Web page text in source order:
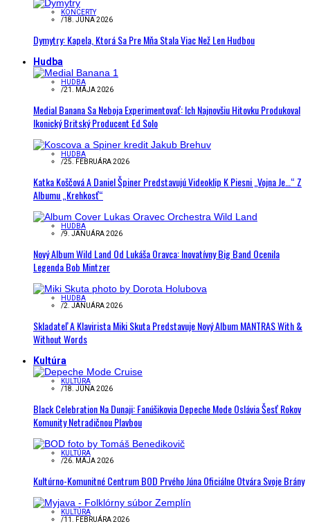
KONCERTY
/18. JÚNA 2026
Dymytry: Kapela, Ktorá Sa Pre Mňa Stala Viac Než Len Hudbou
Hudba
HUDBA
/21. MÁJA 2026
Medial Banana Sa Neboja Experimentovať: Ich Najnovšiu Hitovku Produkoval
Ikonický Britský Producent Ed Solo
HUDBA
/25. FEBRUÁRA 2026
Katka Koščová A Daniel Špiner Predstavujú Videoklip K Piesni „Vojna Je…“ Z
Albumu „Krehkosť“
HUDBA
/9. JANUÁRA 2026
Nový Album Wild Land Od Lukáša Oravca: Inovatívny Big Band Ocenila
Legenda Bob Mintzer
HUDBA
/2. JANUÁRA 2026
Skladateľ A Klavirista Miki Skuta Predstavuje Nový Album MANTRAS With &
Without Words
Kultúra
KULTÚRA
/18. JÚNA 2026
Black Celebration Na Dunaji: Fanúšikovia Depeche Mode Oslávia Šesť Rokov
Komunity Netradičnou Plavbou
KULTÚRA
/26. MÁJA 2026
Kultúrno-Komunitné Centrum BOD Prvého Júna Oficiálne Otvára Svoje Brány
KULTÚRA
/11. FEBRUÁRA 2026